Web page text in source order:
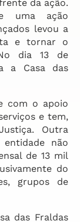
da ação.
uma ação
levou a
e tornar o
dia 13 de
a Casa das
com o apoio
e tem,
Outra
não
de 13 mil
do
grupos de
das Fraldas